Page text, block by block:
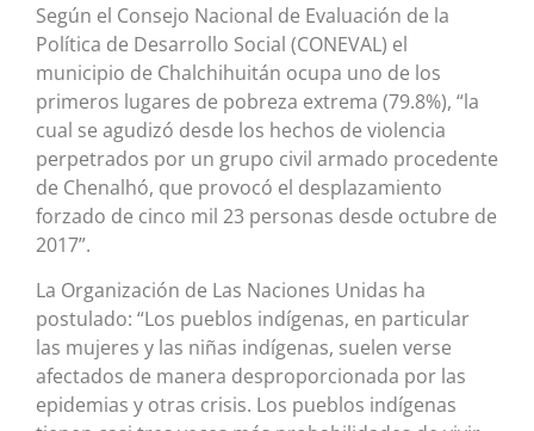
Según el Consejo Nacional de Evaluación de la
Política de Desarrollo Social (CONEVAL) el
municipio de Chalchihuitán ocupa uno de los
primeros lugares de pobreza extrema (79.8%), “la
cual se agudizó desde los hechos de violencia
perpetrados por un grupo civil armado procedente
de Chenalhó, que provocó el desplazamiento
forzado de cinco mil 23 personas desde octubre de
2017”.
La Organización de Las Naciones Unidas ha
postulado: “Los pueblos indígenas, en particular
las mujeres y las niñas indígenas, suelen verse
afectados de manera desproporcionada por las
epidemias y otras crisis. Los pueblos indígenas